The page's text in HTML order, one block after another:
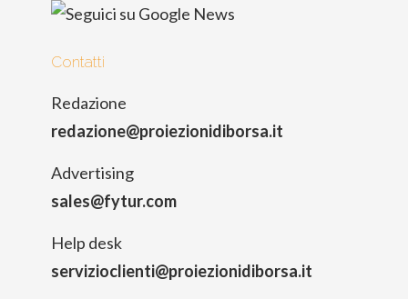
Contatti
Redazione
redazione@proiezionidiborsa.it
Advertising
sales@fytur.com
Help desk
servizioclienti@proiezionidiborsa.it